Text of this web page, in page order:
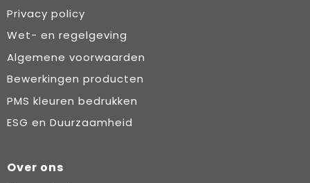
Privacy policy
Wet- en regelgeving
Algemene voorwaarden
Bewerkingen producten
PMS kleuren bedrukken
ESG en Duurzaamheid
Over ons